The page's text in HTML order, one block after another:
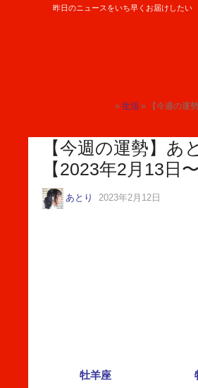
昨日のニュースをいち早くお届けしたい
トップ
» 生活 » 【今週の運
【今週の運勢】あ
【2023年2月13日
あとり 2023年2月12日
牡羊座